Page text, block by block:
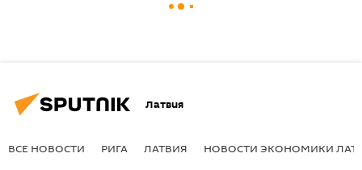
Латвия
ВСЕ НОВОСТИ РИГА ЛАТВИЯ НОВОСТИ ЭКОНОМИКИ